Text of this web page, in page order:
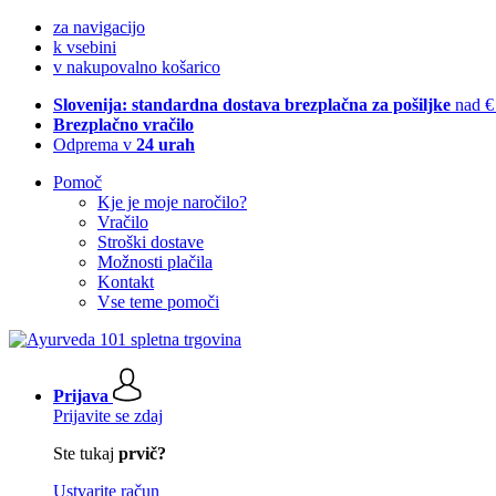
za navigacijo
k vsebini
v nakupovalno košarico
Slovenija: standardna dostava brezplačna za pošiljke nad
Brezplačno vračilo
Odprema v 24 urah
Pomoč
Kje je moje naročilo?
Vračilo
Stroški dostave
Možnosti plačila
Kontakt
Vse teme pomoči
Prijava
Prijavite se zdaj
Ste tukaj prvič?
Ustvarite račun